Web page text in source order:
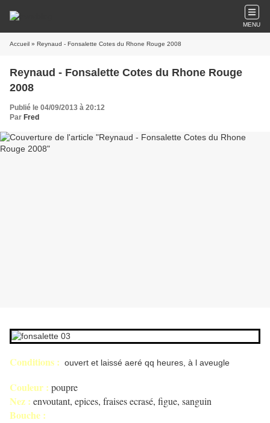
MENU
Accueil » Reynaud - Fonsalette Cotes du Rhone Rouge 2008
Reynaud - Fonsalette Cotes du Rhone Rouge
2008
Publié le 04/09/2013 à 20:12
Par Fred
Conditions : ouvert et laissé aeré qq heures, à l aveugle
Couleur : poupre
Nez : envoutant, epices, fraises ecrasé, figue, sanguin
Bouche :